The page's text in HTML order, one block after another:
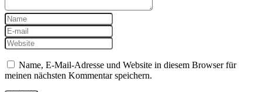
Name, E-Mail-Adresse und Website in diesem Browser für
meinen nächsten Kommentar speichern.